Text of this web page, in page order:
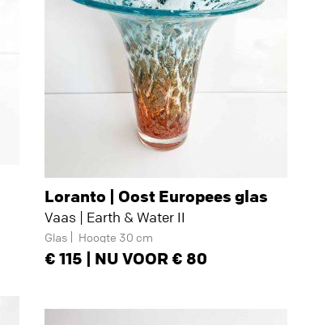
Loranto | Oost Europees glas
Vaas | Earth & Water II
Glas Hoogte 30 cm
115 | NU VOOR € 80